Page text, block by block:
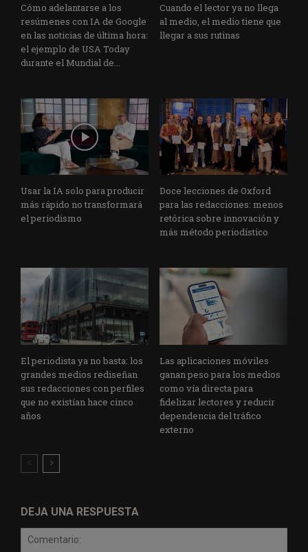
Cómo adelantarse a los
resúmenes con IA de Google
en las noticias de última hora:
el ejemplo de USA Today
durante el Mundial de...
Cuando el lector ya no llega
al medio, el medio tiene que
llegar a sus rutinas
Usar la IA solo para producir
más rápido no transformará
el periodismo
Doce lecciones de Oxford
para las redacciones: menos
retórica sobre innovación y
más método periodístico
El periodista ya no basta: los
grandes medios rediseñan
sus redacciones con perfiles
que no existían hace cinco
años
Las aplicaciones móviles
ganan peso para los medios
como vía directa para
fidelizar lectores y reducir
dependencia del tráfico
externo
DEJA UNA RESPUESTA